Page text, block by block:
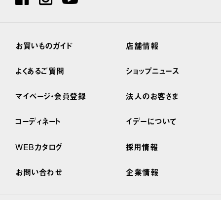
お買いものガイド
よくあるご質問
マイページ・会員登録
コーディネート
WEBカタログ
お問い合わせ
店舗情報
ショップニュース
法人のお客さま
イデーについて
採用情報
企業情報